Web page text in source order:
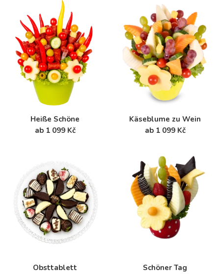
Heiße Schöne
ab 1 099 Kč
Käseblume zu Wein
ab 1 099 Kč
Obsttablett
Schöner Tag